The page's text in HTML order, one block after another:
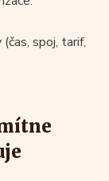
spoj, tarif,